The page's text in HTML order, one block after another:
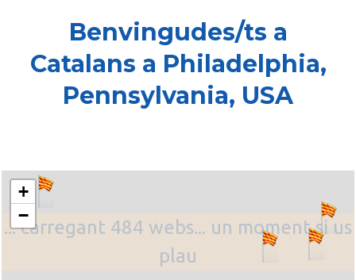
Benvingudes/ts a
Catalans a Philadelphia,
Pennsylvania, USA
... carregant 484 webs... un moment si us
plau
+
−